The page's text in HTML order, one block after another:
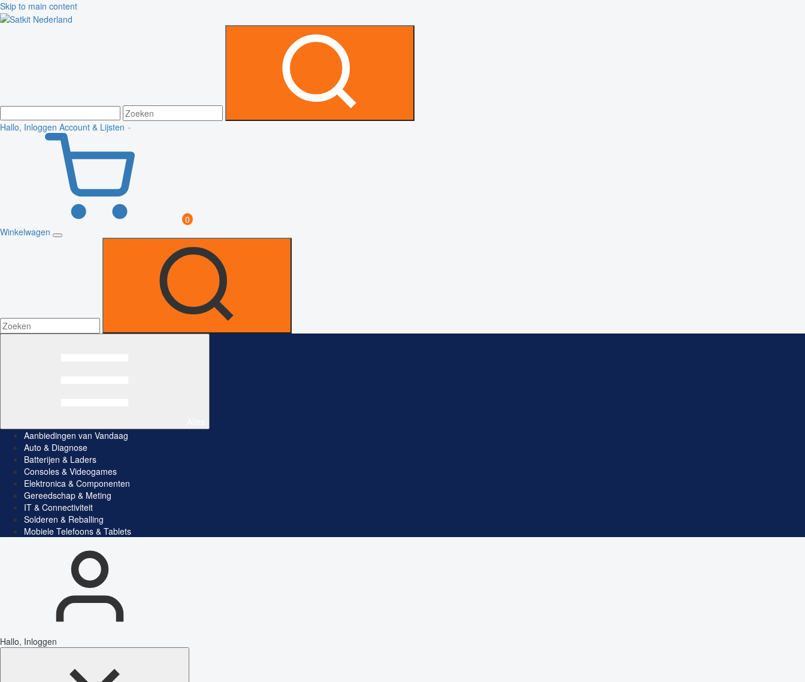
Skip to main content
Hallo, Inloggen Account & Lijsten
0
Winkelwagen
Aanbiedingen van Vandaag
Auto & Diagnose
Batterijen & Laders
Consoles & Videogames
Elektronica & Componenten
Gereedschap & Meting
IT & Connectiviteit
Solderen & Reballing
Mobiele Telefoons & Tablets
Hallo, Inloggen